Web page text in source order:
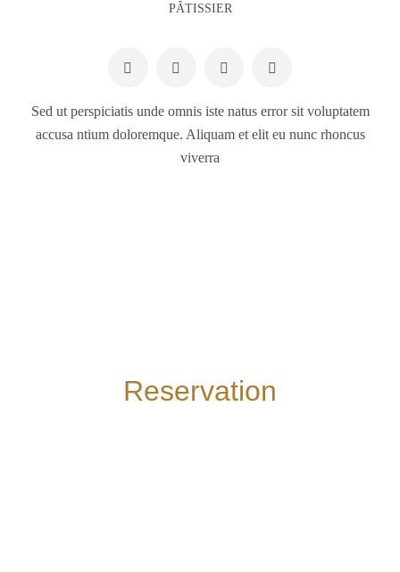
PÂTISSIER
Sed ut perspiciatis unde omnis iste natus error sit voluptatem
accusa ntium doloremque. Aliquam et elit eu nunc rhoncus
viverra
Reservation